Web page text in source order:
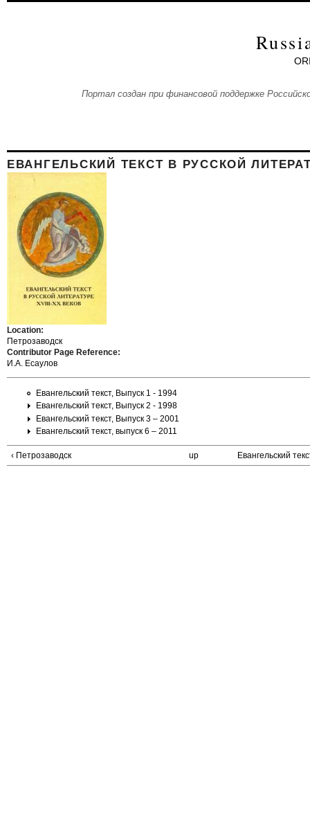
Портал создан при финансовой поддержке
ЕВАНГЕЛЬСКИЙ ТЕКСТ В РУССКОЙ
Location:
Петрозаводск
Contributor Page Reference:
И.А. Есаулов
Евангельский текст, Выпуск 1 - 1994
Евангельский текст, Выпуск 2 - 1998
Евангельский текст, Выпуск 3 – 2001
Евангельский текст, выпуск 6 – 2011
‹ Петрозаводск up Евангельский